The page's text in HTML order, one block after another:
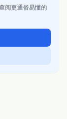
阅更通俗易懂的